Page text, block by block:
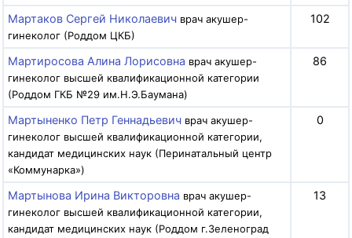
Мартаков Сергей Николаевич врач акушер-
гинеколог (Роддом ЦКБ)
102
Мартиросова Алина Лорисовна врач акушер-
гинеколог высшей квалификационной категории
(Роддом ГКБ №29 им.Н.Э.Баумана)
86
Мартыненко Петр Геннадьевич врач акушер-
гинеколог высшей квалификационной категории,
кандидат медицинских наук (Перинатальный центр
«Коммунарка»)
0
Мартынова Ирина Викторовна врач акушер-
гинеколог высшей квалификационной категории,
кандидат медицинских наук (Роддом г.Зеленоград
13